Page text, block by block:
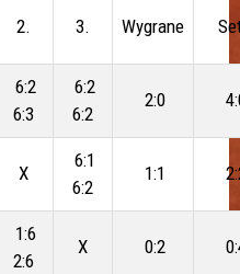
2. 3. Wygrane
6:2
6:3
6:2
6:2
2:0
X
6:1
6:2
1:1
1:6
2:6
X 0:2